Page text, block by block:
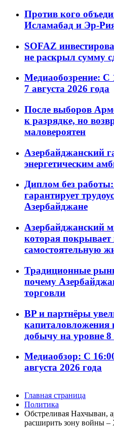
Против кого
Исламабад и Эр-
SOFAZ
не раскрыл сумму
Медиаобозрение: С
7 августа 2026 года
После выборов
к разрядке, но
маловероятен
Азербайджанский
энергетическим
Диплом без
гарантирует
Азербайджане
Азербайджанский
которая
самостоятельную
Традиционные
почему
торговли
BP и партнёры
капиталовложения
добычу на уровне
Медиаобзор: С
августа 2026 года
Главная страница
Политика
Обстреливая Нахчыван,
расширить зону войны –